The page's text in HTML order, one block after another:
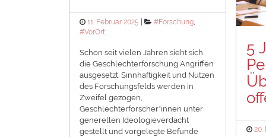
Posted
on
11. Februar 2025 Categories
#Forschung
#VorOrt
Schon seit vielen Jahren sieht sich
die Geschlechterforschung Angriffen
ausgesetzt. Sinnhaftigkeit und Nutzen
des Forschungsfelds werden in
Zweifel gezogen,
Geschlechterforscher*innen unter
generellen Ideologieverdacht
gestellt und vorgelegte Befunde
5
20.